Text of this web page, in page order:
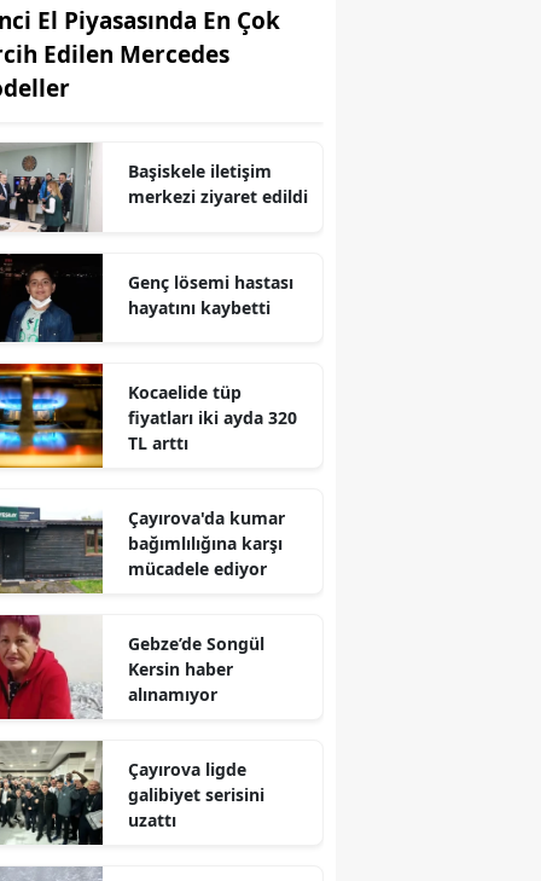
Edirne
Erzurum
Gaziantep
Hakkari
Isparta
Mersin
İzmir
Kastamonu
Kayseri
El Piyasasında En Çok
Edilen Mercedes
Başiskele iletişim
merkezi ziyaret edildi
Genç lösemi hastası
hayatını kaybetti
Kocaelide tüp
fiyatları iki ayda 320
TL arttı
Çayırova'da kumar
bağımlılığına karşı
mücadele ediyor
Gebze’de Songül
Kersin haber
alınamıyor
Çayırova ligde
galibiyet serisini
uzattı